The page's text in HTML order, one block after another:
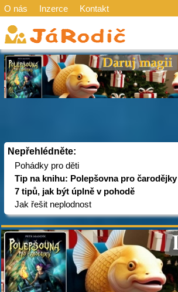
O nás Inzerce Kontakt
Nepřehlédněte:
Pohádky pro děti
Tip na knihu: Polepšovna pro čarodějky
7 tipů, jak být úplně v pohodě
Jak řešit neplodnost